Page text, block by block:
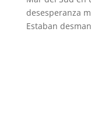
desesperanza
Estaban